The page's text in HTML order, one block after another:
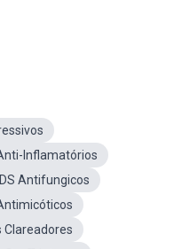
Inflamatórios
Antifungicos
Clareadores